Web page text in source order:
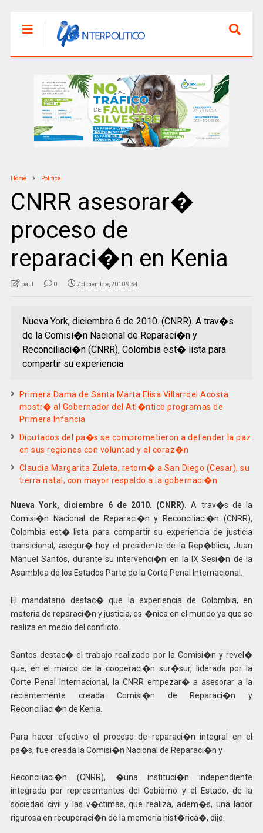
Home Politica
CNRR asesorar�
proceso de
reparaci�n en Kenia
paul 0 7 diciembre, 2010 9:54
Nueva York, diciembre 6 de 2010. (CNRR). A trav�s
de la Comisi�n Nacional de Reparaci�n y
Reconciliaci�n (CNRR), Colombia est� lista para
compartir su experiencia
Primera Dama de Santa Marta Elisa Villarroel Acosta
mostr� al Gobernador del Atl�ntico programas de
Primera Infancia
Diputados del pa�s se comprometieron a defender la paz
en sus regiones con voluntad y el coraz�n
Claudia Margarita Zuleta, retorn� a San Diego (Cesar), su
tierra natal, con mayor respaldo a la gobernaci�n
Nueva York, diciembre 6 de 2010. (CNRR). A trav�s de la
Comisi�n Nacional de Reparaci�n y Reconciliaci�n (CNRR),
Colombia est� lista para compartir su experiencia de justicia
transicional, asegur� hoy el presidente de la Rep�blica, Juan
Manuel Santos, durante su intervenci�n en la IX Sesi�n de la
Asamblea de los Estados Parte de la Corte Penal Internacional.
El mandatario destac� que la experiencia de Colombia, en
materia de reparaci�n y justicia, es �nica en el mundo ya que se
realiza en medio del conflicto.
Santos destac� el trabajo realizado por la Comisi�n y revel�
que, en el marco de la cooperaci�n sur�sur, liderada por la
Corte Penal Internacional, la CNRR empezar� a asesorar a la
recientemente creada Comisi�n de Reparaci�n y
Reconciliaci�n de Kenia.
Para hacer efectivo el proceso de reparaci�n integral en el
pa�s, fue creada la Comisi�n Nacional de Reparaci�n y
Reconciliaci�n (CNRR), �una instituci�n independiente
integrada por representantes del Gobierno y el Estado, de la
sociedad civil y las v�ctimas, que realiza, adem�s, una labor
rigurosa en recuperaci�n de la memoria hist�rica�, dijo.